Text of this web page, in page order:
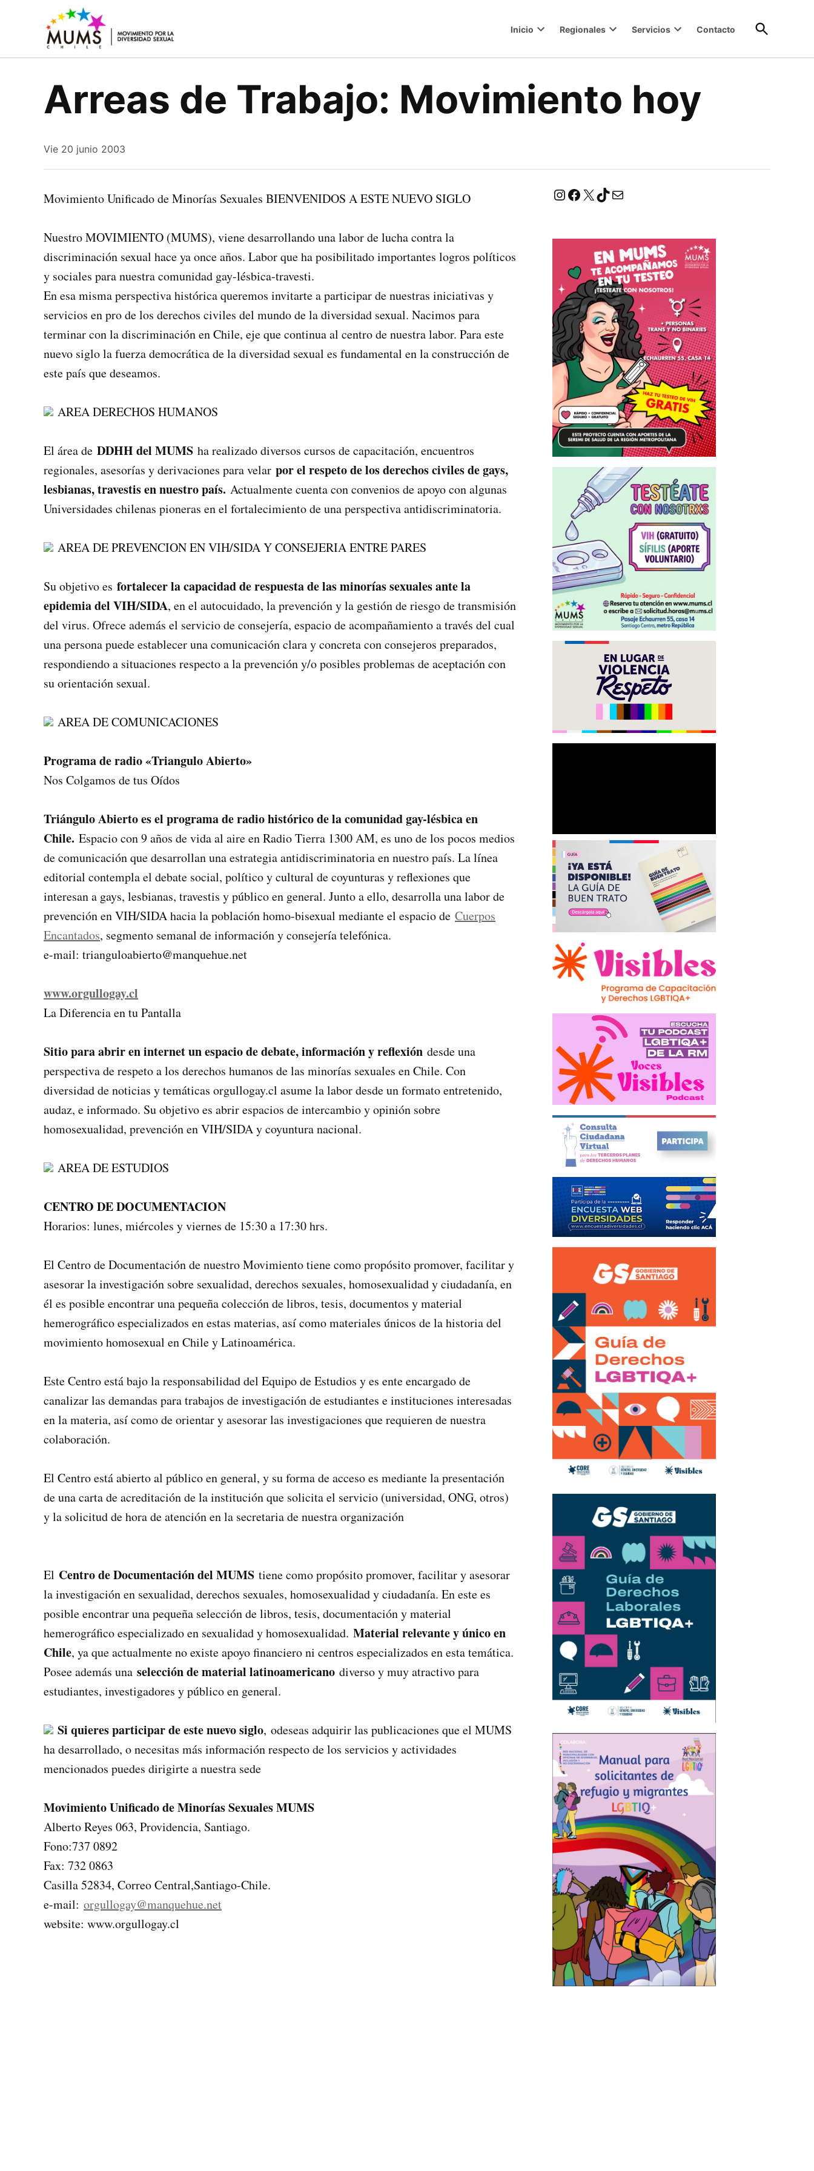
contenido
Movimiento
Diversidad
Sexual y de
político
por los
derechos
civiles y
género
Inicio Regionales Servicios Contacto
Open
Search
Arreas de Trabajo: Movimiento hoy
Vie 20 junio 2003
Movimiento Unificado de Minorías Sexuales BIENVENIDOS A ESTE NUEVO SIGLO
Nuestro MOVIMIENTO (MUMS), viene desarrollando una labor de lucha contra la
discriminación sexual hace ya once años. Labor que ha posibilitado importantes logros políticos
y sociales para nuestra comunidad gay-lésbica-travesti.
En esa misma perspectiva histórica queremos invitarte a participar de nuestras iniciativas y
servicios en pro de los derechos civiles del mundo de la diversidad sexual. Nacimos para
terminar con la discriminación en Chile, eje que continua al centro de nuestra labor. Para este
nuevo siglo la fuerza democrática de la diversidad sexual es fundamental en la construcción de
este país que deseamos.
AREA DERECHOS HUMANOS
El área de DDHH del MUMS ha realizado diversos cursos de capacitación, encuentros
regionales, asesorías y derivaciones para velar por el respeto de los derechos civiles de gays,
lesbianas, travestis en nuestro país. Actualmente cuenta con convenios de apoyo con algunas
Universidades chilenas pioneras en el fortalecimiento de una perspectiva antidiscriminatoria.
AREA DE PREVENCION EN VIH/SIDA Y CONSEJERIA ENTRE PARES
Su objetivo es fortalecer la capacidad de respuesta de las minorías sexuales ante la
epidemia del VIH/SIDA, en el autocuidado, la prevención y la gestión de riesgo de transmisión
del virus. Ofrece además el servicio de consejería, espacio de acompañamiento a través del cual
una persona puede establecer una comunicación clara y concreta con consejeros preparados,
respondiendo a situaciones respecto a la prevención y/o posibles problemas de aceptación con
su orientación sexual.
AREA DE COMUNICACIONES
Programa de radio «Triangulo Abierto»
Nos Colgamos de tus Oídos
Triángulo Abierto es el programa de radio histórico de la comunidad gay-lésbica en
Chile. Espacio con 9 años de vida al aire en Radio Tierra 1300 AM, es uno de los pocos medios
de comunicación que desarrollan una estrategia antidiscriminatoria en nuestro país. La línea
editorial contempla el debate social, político y cultural de coyunturas y reflexiones que
interesan a gays, lesbianas, travestis y público en general. Junto a ello, desarrolla una labor de
prevención en VIH/SIDA hacia la población homo-bisexual mediante el espacio de Cuerpos
Encantados, segmento semanal de información y consejería telefónica.
e-mail: trianguloabierto@manquehue.net
www.orgullogay.cl
La Diferencia en tu Pantalla
Sitio para abrir en internet un espacio de debate, información y reflexión desde una
perspectiva de respeto a los derechos humanos de las minorías sexuales en Chile. Con
diversidad de noticias y temáticas orgullogay.cl asume la labor desde un formato entretenido,
audaz, e informado. Su objetivo es abrir espacios de intercambio y opinión sobre
homosexualidad, prevención en VIH/SIDA y coyuntura nacional.
AREA DE ESTUDIOS
CENTRO DE DOCUMENTACION
Horarios: lunes, miércoles y viernes de 15:30 a 17:30 hrs.
El Centro de Documentación de nuestro Movimiento tiene como propósito promover, facilitar y
asesorar la investigación sobre sexualidad, derechos sexuales, homosexualidad y ciudadanía, en
él es posible encontrar una pequeña colección de libros, tesis, documentos y material
hemerográfico especializados en estas materias, así como materiales únicos de la historia del
movimiento homosexual en Chile y Latinoamérica.
Este Centro está bajo la responsabilidad del Equipo de Estudios y es ente encargado de
canalizar las demandas para trabajos de investigación de estudiantes e instituciones interesadas
en la materia, así como de orientar y asesorar las investigaciones que requieren de nuestra
colaboración.
El Centro está abierto al público en general, y su forma de acceso es mediante la presentación
de una carta de acreditación de la institución que solicita el servicio (universidad, ONG, otros)
y la solicitud de hora de atención en la secretaria de nuestra organización
El Centro de Documentación del MUMS tiene como propósito promover, facilitar y asesorar
la investigación en sexualidad, derechos sexuales, homosexualidad y ciudadanía. En este es
posible encontrar una pequeña selección de libros, tesis, documentación y material
hemerográfico especializado en sexualidad y homosexualidad. Material relevante y único en
Chile, ya que actualmente no existe apoyo financiero ni centros especializados en esta temática.
Posee además una selección de material latinoamericano diverso y muy atractivo para
estudiantes, investigadores y público en general.
Si quieres participar de este nuevo siglo, odeseas adquirir las publicaciones que el MUMS
ha desarrollado, o necesitas más información respecto de los servicios y actividades
mencionados puedes dirigirte a nuestra sede
Movimiento Unificado de Minorías Sexuales MUMS
Alberto Reyes 063, Providencia, Santiago.
Fono:737 0892
Fax: 732 0863
Casilla 52834, Correo Central,Santiago-Chile.
e-mail: orgullogay@manquehue.net
website: www.orgullogay.cl
Instagram
Facebook
X TikTok
Correo electrónico